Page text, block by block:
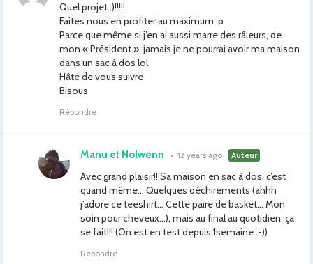
Quel projet :)!!!!!
Faites nous en profiter au maximum :p
Parce que même si j’en ai aussi marre des râleurs, de
mon « Président », jamais je ne pourrai avoir ma maison
dans un sac à dos lol
Hâte de vous suivre
Bisous
Répondre
Manu et Nolwenn • 12 years ago Auteur
Avec grand plaisir!! Sa maison en sac à dos, c’est
quand même… Quelques déchirements (ahhh
j’adore ce teeshirt… Cette paire de basket… Mon
soin pour cheveux…), mais au final au quotidien, ça
se fait!!! (On est en test depuis 1semaine :-))
Répondre